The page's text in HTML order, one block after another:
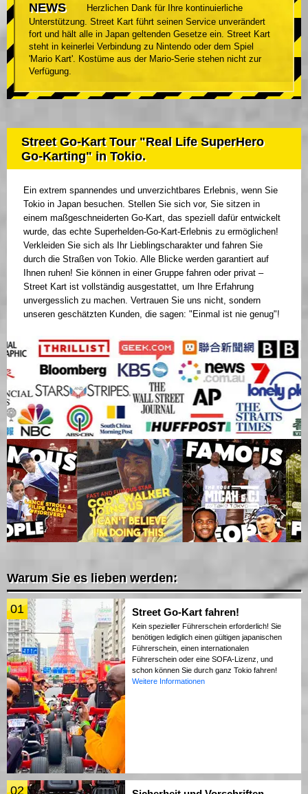
NEWS
Herzlichen Dank für Ihre kontinuierliche
Unterstützung. Street Kart führt seinen Service unverändert
fort und hält alle in Japan geltenden Gesetze ein. Street Kart
steht in keinerlei Verbindung zu Nintendo oder dem Spiel
'Mario Kart'. Kostüme aus der Mario-Serie stehen nicht zur
Verfügung.
Street Go-Kart Tour "Real Life SuperHero
Go-Karting" in Tokio.
Ein extrem spannendes und unverzichtbares Erlebnis, wenn Sie
Tokio in Japan besuchen. Stellen Sie sich vor, Sie sitzen in
einem maßgeschneiderten Go-Kart, das speziell dafür entwickelt
wurde, das echte Superhelden-Go-Kart-Erlebnis zu ermöglichen!
Verkleiden Sie sich als Ihr Lieblingscharakter und fahren Sie
durch die Straßen von Tokio. Alle Blicke werden garantiert auf
Ihnen ruhen! Sie können in einer Gruppe fahren oder privat –
Street Kart ist vollständig ausgestattet, um Ihre Erfahrung
unvergesslich zu machen. Vertrauen Sie uns nicht, sondern
unseren geschätzten Kunden, die sagen: "Einmal ist nie genug"!
Warum Sie es lieben werden:
01 Street Go-Kart fahren!
Kein spezieller Führerschein erforderlich! Sie
benötigen lediglich einen gültigen japanischen
Führerschein, einen internationalen
Führerschein oder eine SOFA-Lizenz, und
schon können Sie durch ganz Tokio fahren!
Weitere Informationen
02